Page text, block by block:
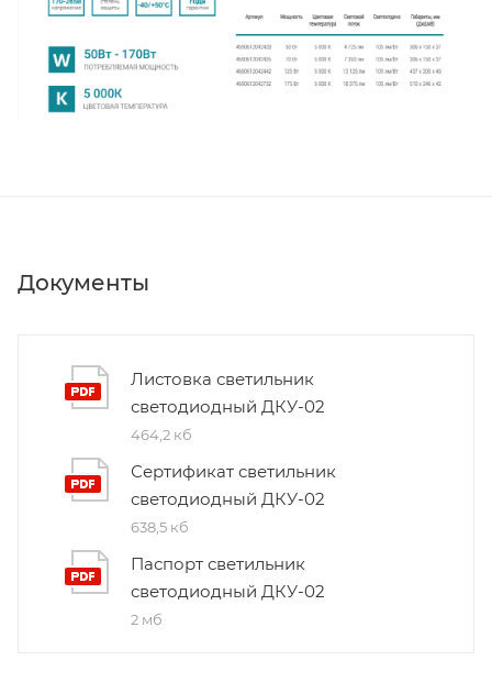
Документы
Листовка светильник
светодиодный ДКУ-02
464,2 кб
Сертификат светильник
светодиодный ДКУ-02
638,5 кб
Паспорт светильник
светодиодный ДКУ-02
2 мб